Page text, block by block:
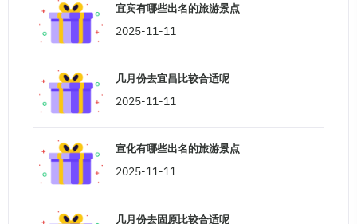
宜宾有哪些出名的旅游景点
2025-11-11
几月份去宜昌比较合适呢
2025-11-11
宣化有哪些出名的旅游景点
2025-11-11
几月份去固原比较合适呢